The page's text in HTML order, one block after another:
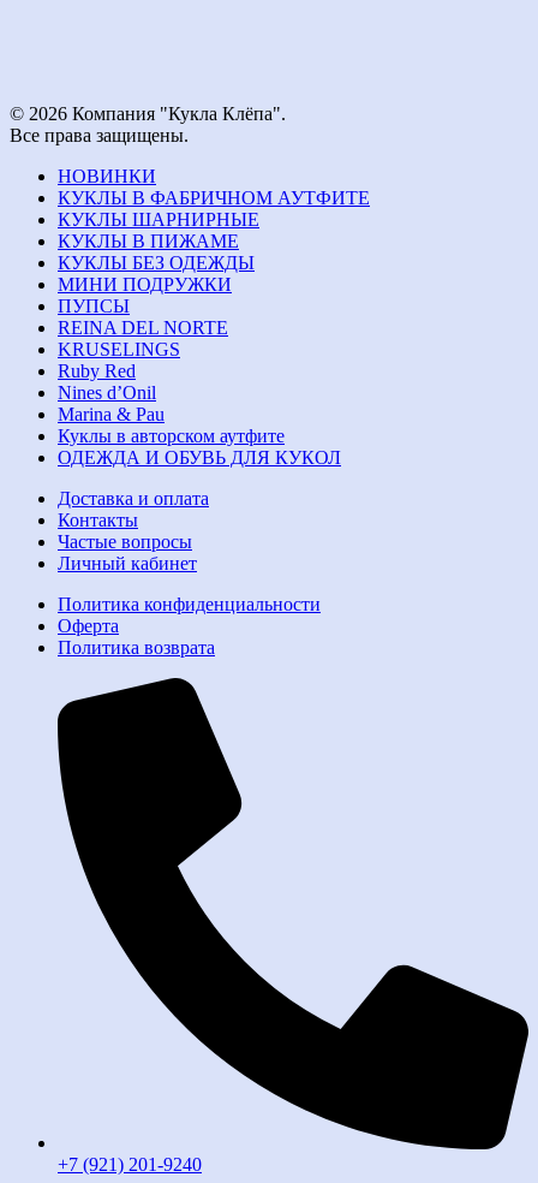
© 2026 Компания "Кукла Клёпа".
Все права защищены.
НОВИНКИ
КУКЛЫ В ФАБРИЧНОМ АУТФИТЕ
КУКЛЫ ШАРНИРНЫЕ
КУКЛЫ В ПИЖАМЕ
КУКЛЫ БЕЗ ОДЕЖДЫ
МИНИ ПОДРУЖКИ
ПУПСЫ
REINA DEL NORTE
KRUSELINGS
Ruby Red
Nines d’Onil
Marina & Pau
Куклы в авторском аутфите
ОДЕЖДА И ОБУВЬ ДЛЯ КУКОЛ
Доставка и оплата
Контакты
Частые вопросы
Личный кабинет
Политика конфиденциальности
Оферта
Политика возврата
+7 (921) 201-9240